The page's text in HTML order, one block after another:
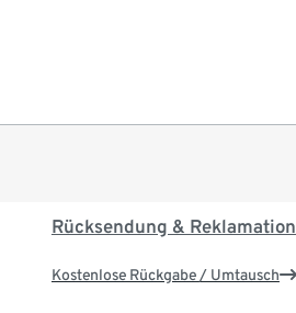
Rücksendung & Reklamation
Kostenlose Rückgabe / Umtausch